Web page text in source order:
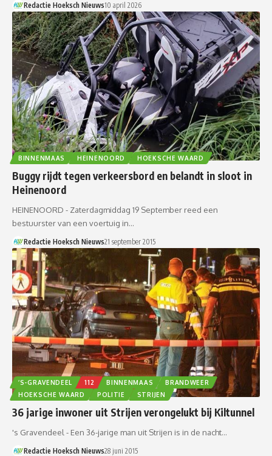
Redactie Hoeksch Nieuws10 april 2026
BINNENMAAS HEINENOORD HOEKSCHE WAARD
Buggy rijdt tegen verkeersbord en belandt in sloot in
Heinenoord
HEINENOORD - Zaterdagmiddag 19 September reed een
bestuurster van een voertuig in…
Redactie Hoeksch Nieuws21 september 2015
’S-GRAVENDEEL 112 BINNENMAAS
BRANDWEER
HOEKSCHE WAARD
POLITIE STRIJEN
36 jarige inwoner uit Strijen verongelukt bij Kiltunnel
's Gravendeel - Een 36-jarige man uit Strijen is in de nacht…
Redactie Hoeksch Nieuws28 juni 2015